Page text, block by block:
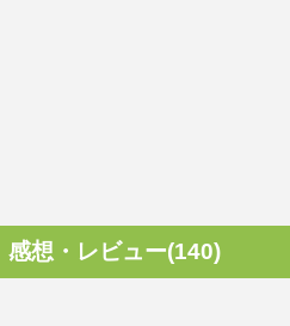
感想・レビュー(140)